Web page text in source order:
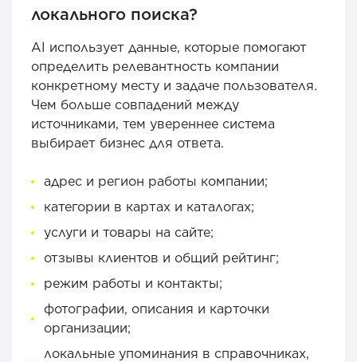
локального поиска?
AI использует данные, которые помогают
определить релевантность компании
конкретному месту и задаче пользователя.
Чем больше совпадений между
источниками, тем увереннее система
выбирает бизнес для ответа.
адрес и регион работы компании;
категории в картах и каталогах;
услуги и товары на сайте;
отзывы клиентов и общий рейтинг;
режим работы и контакты;
фотографии, описания и карточки
организации;
локальные упоминания в справочниках,